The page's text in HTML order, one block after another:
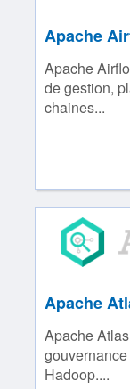
Apache
Apache
de gestion,
chaines...
Apache
Apache
Hadoop....